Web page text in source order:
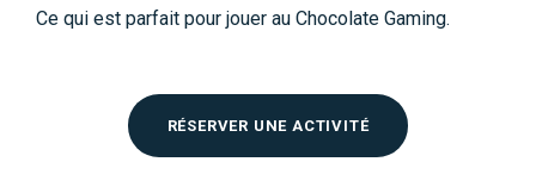
Ce qui est parfait pour jouer au Chocolate Gaming.
RÉSERVER UNE ACTIVITÉ